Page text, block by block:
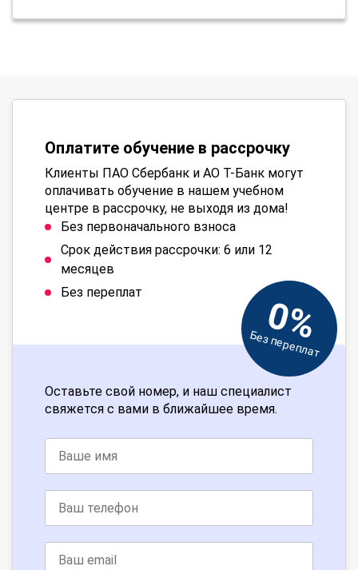
Оплатите обучение в рассрочку
Клиенты ПАО Сбербанк и АО Т-Банк могут
оплачивать обучение в нашем учебном
центре в рассрочку, не выходя из дома!
Без первоначального взноса
Срок действия рассрочки: 6 или 12
месяцев
Без переплат
0%
Без переплат
Оставьте свой номер, и наш специалист
свяжется с вами в ближайшее время.